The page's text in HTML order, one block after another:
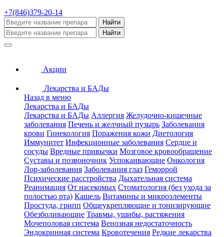
+7(846)379-20-14
Найти
Найти
Акции
Лекарства и БАДы
Назад в меню
Лекарства и БАДы
Лекарства и БАДы Аллергия Желудочно-кишечные
заболевания Печень и желчный пузырь Заболевания
крови Гинекология Поражения кожи Диетология
Иммунитет Инфекционные заболевания Сердце и
сосуды Вредные привычки Мозговое кровообращение
Суставы и позвоночник Успокаивающие Онкология
Лор-заболевания Заболевания глаз Геморрой
Психические расстройства Дыхательная система
Реанимация От насекомых Стоматология (без ухода за
полостью рта) Кашель Витамины и микроэлементы
Простуда, грипп Общеукрепляющие и тонизирующие
Обезболивающие Травмы, ушибы, растяжения
Мочеполовая система Венозная недостаточность
Эндокринная система Кровотечения Редкие лекарства